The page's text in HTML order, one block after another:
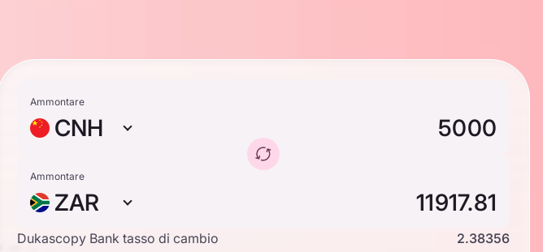
Ammontare
CNH
Ammontare
ZAR
Dukascopy Bank tasso di cambio
2.38356